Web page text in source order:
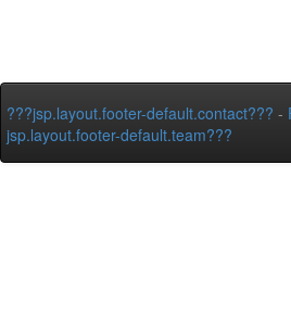
???jsp.layout.footer-default.contact??? -
jsp.layout.footer-default.team???